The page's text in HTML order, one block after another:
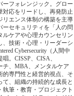
ーフォレンジック。グロー
対応をリードし、再発防止
リエンス体制の構築を主導
ーセキュリティを「人の問
ルケアや心理カウンセリン
、技術・心理・リーダーシ
Cybersecurity（人間中
。CISSP、CISA、
チ、MBA、メンタルケア
的専門性と経営的視点、そ
て、組織の持続的な成長と
筆・教育・プロジェクト